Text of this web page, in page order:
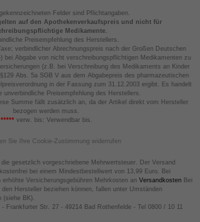
gekennzeichneten Felder sind Pflichtangaben.
auf den Apothekenverkaufspreis und nicht für
Medikamente.
Preisempfehlung des Herstellers.
verbindlicher Abrechnungspreis nach der Großen Deutschen
bei Abgabe von nicht verschreibungspflichtigen Medikamenten zu
(z.B. bei Verschreibung des Medikaments an Kinder
Abs. 5a SGB V aus dem Abgabepreis des pharmazeutischen
in der Fassung zum 31.12.2003 ergibt. Es handelt
unverbindliche Preisempfehlung des Herstellers.
Summe fällt zusätzlich an, da der Artikel direkt vom Hersteller
bezogen werden muss.
*****verw. bis: Verwendbar bis.
Sie Ihre Cookie-Zustimmung widerrufen
gesetzlich vorgeschriebene Mehrwertsteuer. Der Versand
bei einem Mindestbestellwert von 13,99 Euro. Bei
Versicherungsgebühren Mehrkosten an VersandkostenBei
Hersteller beziehen können, fallen unter Umständen
(siehe BK).
Frankfurter Str. 27 - 49214 Bad Rothenfelde - Tel 0800 / 10 11